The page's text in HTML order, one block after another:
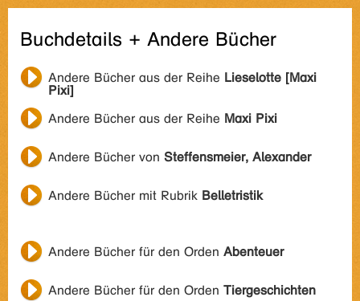
Buchdetails + Andere Bücher
Andere Bücher aus der Reihe Lieselotte [Maxi
Pixi]
Andere Bücher aus der Reihe Maxi Pixi
Andere Bücher von Steffensmeier, Alexander
Andere Bücher mit Rubrik Belletristik
Andere Bücher für den Orden Abenteuer
Andere Bücher für den Orden Tiergeschichten